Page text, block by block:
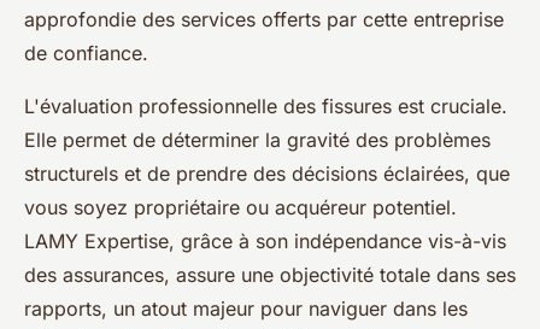
approfondie des services offerts par cette entreprise
de confiance.
L'évaluation professionnelle des fissures est cruciale.
Elle permet de déterminer la gravité des problèmes
structurels et de prendre des décisions éclairées, que
vous soyez propriétaire ou acquéreur potentiel.
LAMY Expertise, grâce à son indépendance vis-à-vis
des assurances, assure une objectivité totale dans ses
rapports, un atout majeur pour naviguer dans les